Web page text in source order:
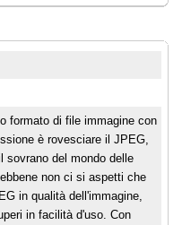
formato di file immagine con
è rovesciare il JPEG,
sovrano del mondo delle
non ci si aspetti che
in qualità dell'immagine,
in facilità d'uso. Con